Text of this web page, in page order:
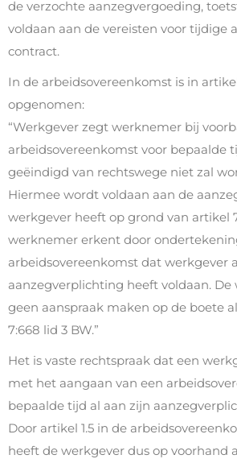
de verzochte aanzegvergoeding,
voldaan aan de vereisten voor tijdige
contract.
In de arbeidsovereenkomst is in
opgenomen:
“Werkgever zegt werknemer bij
arbeidsovereenkomst voor bepaalde
geëindigd van rechtswege niet zal
Hiermee wordt voldaan aan de
werkgever heeft op grond van artikel
werknemer erkent door
arbeidsovereenkomst dat werkgever
aanzegverplichting heeft voldaan.
geen aanspraak maken op de boete
7:668 lid 3 BW.”
Het is vaste rechtspraak dat een
met het aangaan van een
bepaalde tijd al aan zijn
Door artikel 1.5 in de
heeft de werkgever dus op voorhand